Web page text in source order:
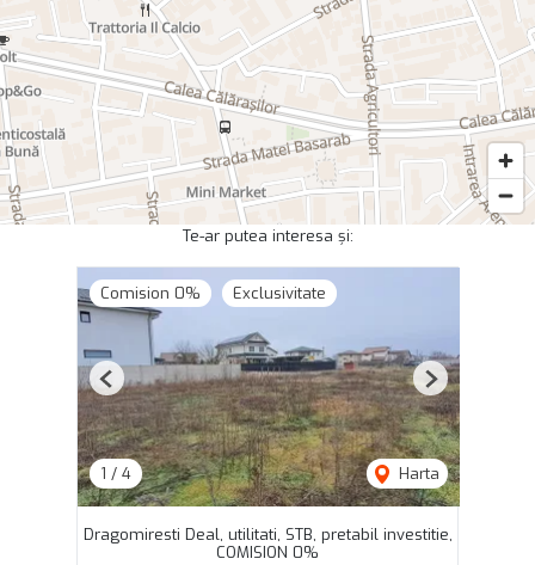
Te-ar putea interesa și:
Comision 0% Exclusivitate
1 / 4 Harta
Previous Next
Dragomiresti Deal, utilitati, STB, pretabil investitie,
COMISION 0%